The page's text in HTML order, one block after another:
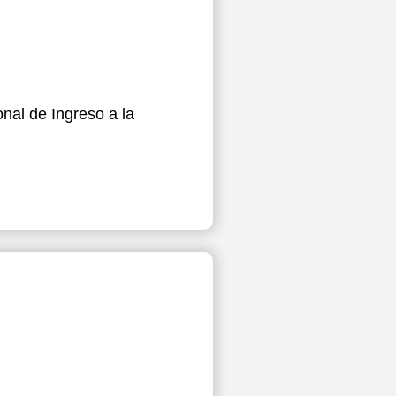
de Ingreso a la